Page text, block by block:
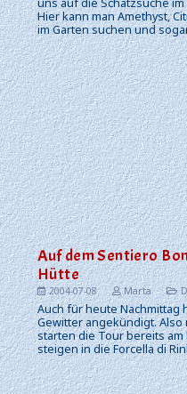
Hier kann man Amethyst,
im Garten suchen und
Auf dem Sentiero
Hütte
2004-07-08 Marta
Auch für heute Nachmittag
Gewitter angekündigt.
starten die Tour bereits am
steigen in die Forcella di